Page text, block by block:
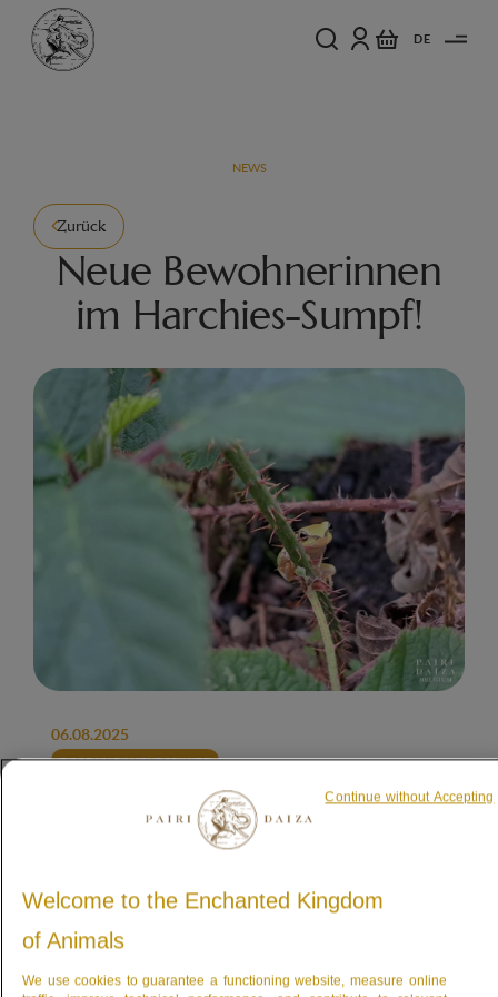
DE
NEWS
Zurück
Neue Bewohnerinnen
im Harchies-Sumpf!
06.08.2025
TIERE UND NATURSCHUTZ
die Wiederansiedlung der
Europäischen Laubfrösche
Biodiversität: Am Dienstag, den 29. Juli,
Welcome to the Enchanted Kingdom
of Animals
We use cookies to guarantee a functioning website, measure online
Continue without Accepting